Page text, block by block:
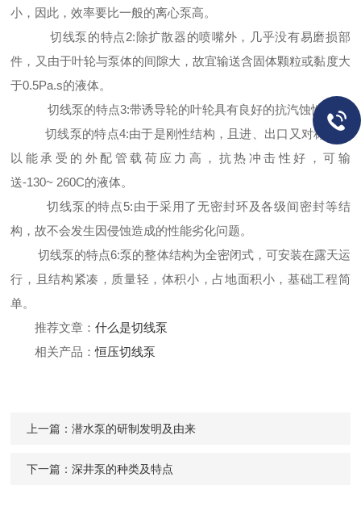
小，因此，效率要比一般的离心泵高。
切线泵的特点2:除扩散器的喷嘴外，几乎没有易磨损部
件，又由于叶轮与泵体的间隙大，故宜输送含固体颗粒或黏度大
于0.5Pa.s的液体。
切线泵的特点3:带诱导轮的叶轮具有良好的抗汽蚀性能。
切线泵的特点4:由于是刚性结构，且进、出口又对称，所
以能承受的外配管载荷应力高，抗热冲击性好，可输
送-130~ 260C的液体。
切线泵的特点5:由于采用了无密封环及各级间密封等结
构，故不会发生因侵蚀造成的性能劣化问题。
切线泵的特点6:泵的整体结构为全密闭式，可安装在露天运
行，且结构紧凑，质量轻，体积小，占地面积小，基础工程简
单。
推荐文章：什么是切线泵
相关产品：恒压切线泵
上一篇：潜水泵的研制发明及由来
下一篇：深井泵的种类及特点